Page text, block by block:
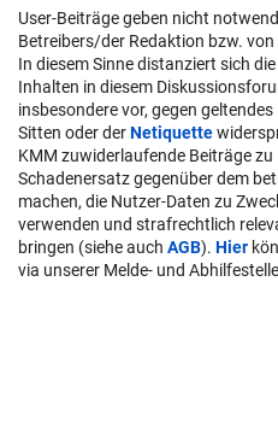
User-Beiträge geben nicht
Betreibers/der Redaktion bzw.
In diesem Sinne distanziert sich
Inhalten in diesem
insbesondere vor, gegen
Sitten oder derNetiquette
KMM zuwiderlaufende Beiträge
Schadenersatz gegenüber dem
machen, die Nutzer-Daten zu
verwenden und strafrechtlich
bringen (siehe auch AGB). Hier
via unserer Melde- und